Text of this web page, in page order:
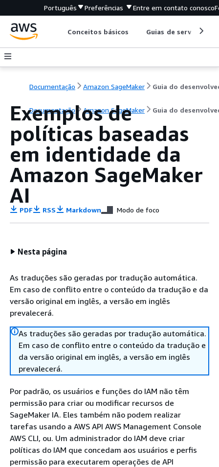
Português Preferências Entre em contato conosco
Conceitos básicos Guias de serviço
Documentação Amazon SageMaker
Documentação Amazon SageMaker Guia do
Exemplos de
políticas baseadas
em identidade da
Amazon SageMaker
AI
PDF RSS Markdown Modo de foco
Nesta página
As traduções são geradas por tradução automática.
Em caso de conflito entre o conteúdo da tradução e da
versão original em inglês, a versão em inglês
prevalecerá.
As traduções são geradas por tradução automática.
Em caso de conflito entre o conteúdo da tradução e
da versão original em inglês, a versão em inglês
prevalecerá.
Por padrão, os usuários e funções do IAM não têm
permissão para criar ou modificar recursos de
SageMaker IA. Eles também não podem realizar
tarefas usando a AWS API AWS Management Console
AWS CLI, ou. Um administrador do IAM deve criar
políticas do IAM que concedam aos usuários e perfis
permissão para executarem operações de API